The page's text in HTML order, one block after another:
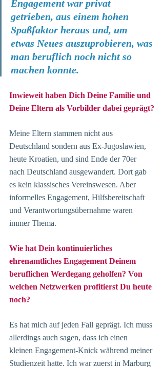
Engagement war privat
getrieben, aus einem hohen
Spaßfaktor heraus und, um
etwas Neues auszuprobieren, was
man beruflich noch nicht so
machen konnte.
Inwieweit haben Dich Deine Familie und
Deine Eltern als Vorbilder dabei geprägt?
Meine Eltern stammen nicht aus
Deutschland sondern aus Ex-Jugoslawien,
heute Kroatien, und sind Ende der 70er
nach Deutschland ausgewandert. Dort gab
es kein klassisches Vereinswesen. Aber
informelles Engagement, Hilfsbereitschaft
und Verantwortungsübernahme waren
immer Thema.
Wie hat Dein kontinuierliches
ehrenamtliches Engagement Deinem
beruflichen Werdegang geholfen? Von
welchen Netzwerken profitierst Du heute
noch?
Es hat mich auf jeden Fall geprägt. Ich muss
allerdings auch sagen, dass ich einen
kleinen Engagement-Knick während meiner
Studienzeit hatte. Ich war zuerst in Marburg